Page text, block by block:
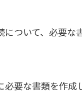
ついて、必要な
要な書類を作成